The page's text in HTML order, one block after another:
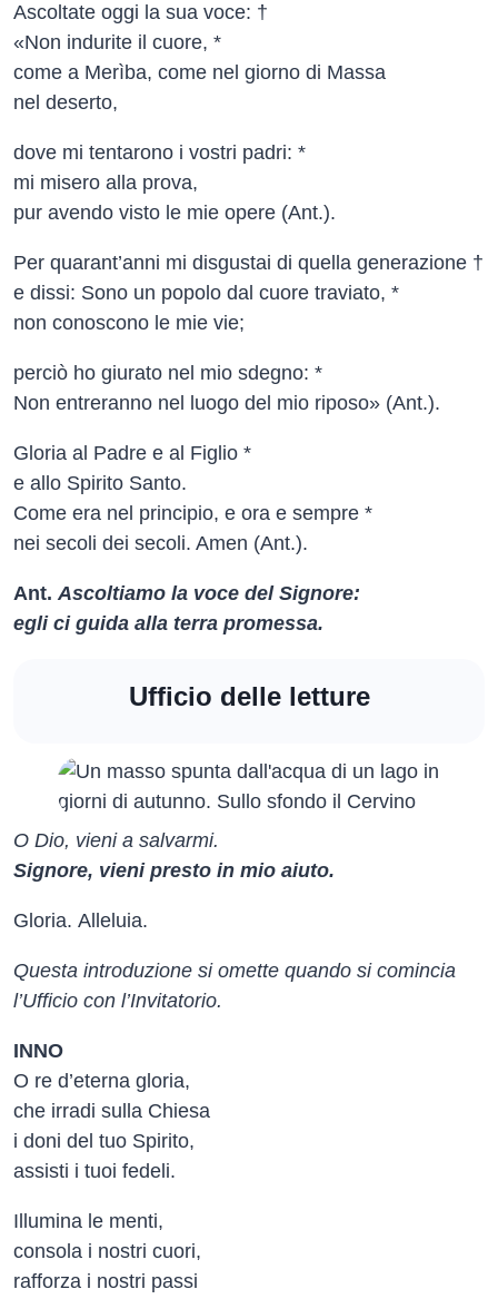
Ascoltate oggi la sua voce: †
«Non indurite il cuore, *
come a Merìba, come nel giorno di Massa
nel deserto,
dove mi tentarono i vostri padri: *
mi misero alla prova,
pur avendo visto le mie opere (Ant.).
Per quarant’anni mi disgustai di quella generazione †
e dissi: Sono un popolo dal cuore traviato, *
non conoscono le mie vie;
perciò ho giurato nel mio sdegno: *
Non entreranno nel luogo del mio riposo» (Ant.).
Gloria al Padre e al Figlio *
e allo Spirito Santo.
Come era nel principio, e ora e sempre *
nei secoli dei secoli. Amen (Ant.).
Ant.Ascoltiamo la voce del Signore:
egli ci guida alla terra promessa.
Ufficio delle letture
O Dio, vieni a salvarmi.
Signore, vieni presto in mio aiuto.
Gloria. Alleluia.
Questa introduzione si omette quando si comincia
l’Ufficio con l’Invitatorio.
INNO
O re d’eterna gloria,
che irradi sulla Chiesa
i doni del tuo Spirito,
assisti i tuoi fedeli.
Illumina le menti,
consola i nostri cuori,
rafforza i nostri passi